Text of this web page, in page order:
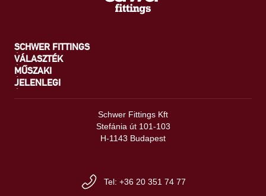
SCHWER FITTINGS
VÁLASZTÉK
MŰSZAKI
JELENLEGI
Schwer Fittings Kft
Stefánia út 101-103
H-1143 Budapest
Tel: +36 20 351 74 77